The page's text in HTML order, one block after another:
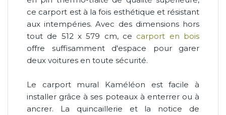
ce carport est à la fois esthétique et résistant
aux intempéries. Avec des dimensions hors
tout de 512 x 579 cm, ce carport en bois
offre suffisamment d'espace pour garer
deux voitures en toute sécurité.
Le carport mural Kaméléon est facile à
installer grâce à ses poteaux à enterrer ou à
ancrer. La quincaillerie et la notice de